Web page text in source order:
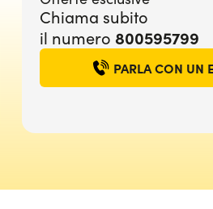
Chiama subito
il numero 800595799
PARLA CON UN